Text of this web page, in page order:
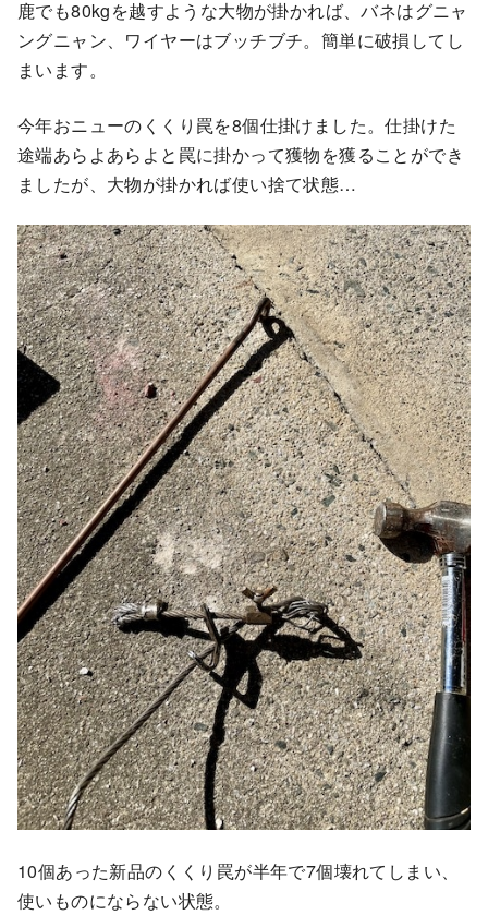
鹿でも80kgを越すような大物が掛かれば、バネはグニャ
ングニャン、ワイヤーはブッチブチ。簡単に破損してし
まいます。
今年おニューのくくり罠を8個仕掛けました。仕掛けた
途端あらよあらよと罠に掛かって獲物を獲ることができ
ましたが、大物が掛かれば使い捨て状態…
10個あった新品のくくり罠が半年で7個壊れてしまい、
使いものにならない状態。